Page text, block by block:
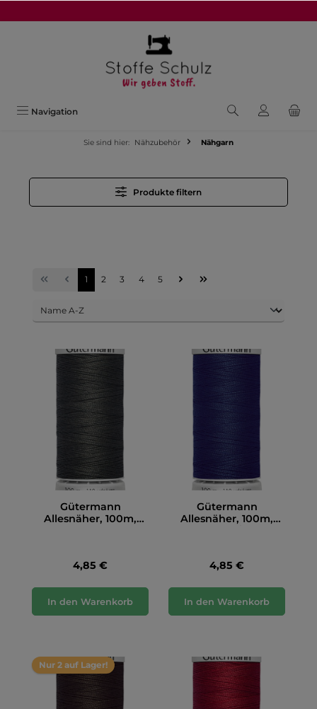
Navigation
Sie sind hier: Nähzubehör Nähgarn
Produkte filtern
1 2 3 4 5
Gütermann
Allesnäher, 100m,
4,85 €
In den Warenkorb
Gütermann
Allesnäher, 100m,
4,85 €
In den Warenkorb
Nur 2 auf Lager!